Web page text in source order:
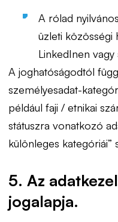
A rólad
üzleti közösségi
LinkedInen
A joghatóságodtól
személyesadat-
például faji / etnikai
státuszra vonatkozó
különleges kategóriái”
5. Az
jogalapja.